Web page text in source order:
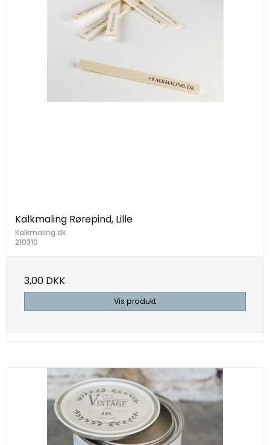
Kalkmaling Rørepind, Lille
Kalkmaling.dk
210310
3,00 DKK
Vis produkt